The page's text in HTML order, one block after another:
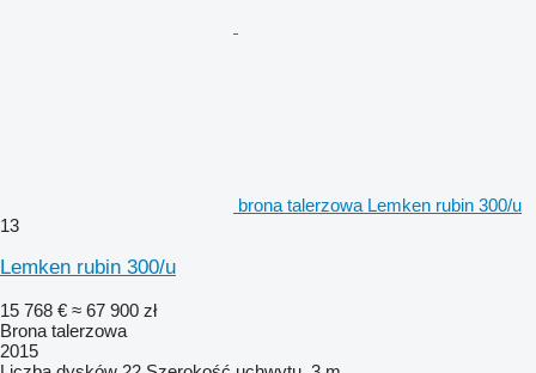
brona talerzowa Lemken rubin 300/u
13
Lemken rubin 300/u
15 768 € ≈ 67 900 zł
Brona talerzowa
2015